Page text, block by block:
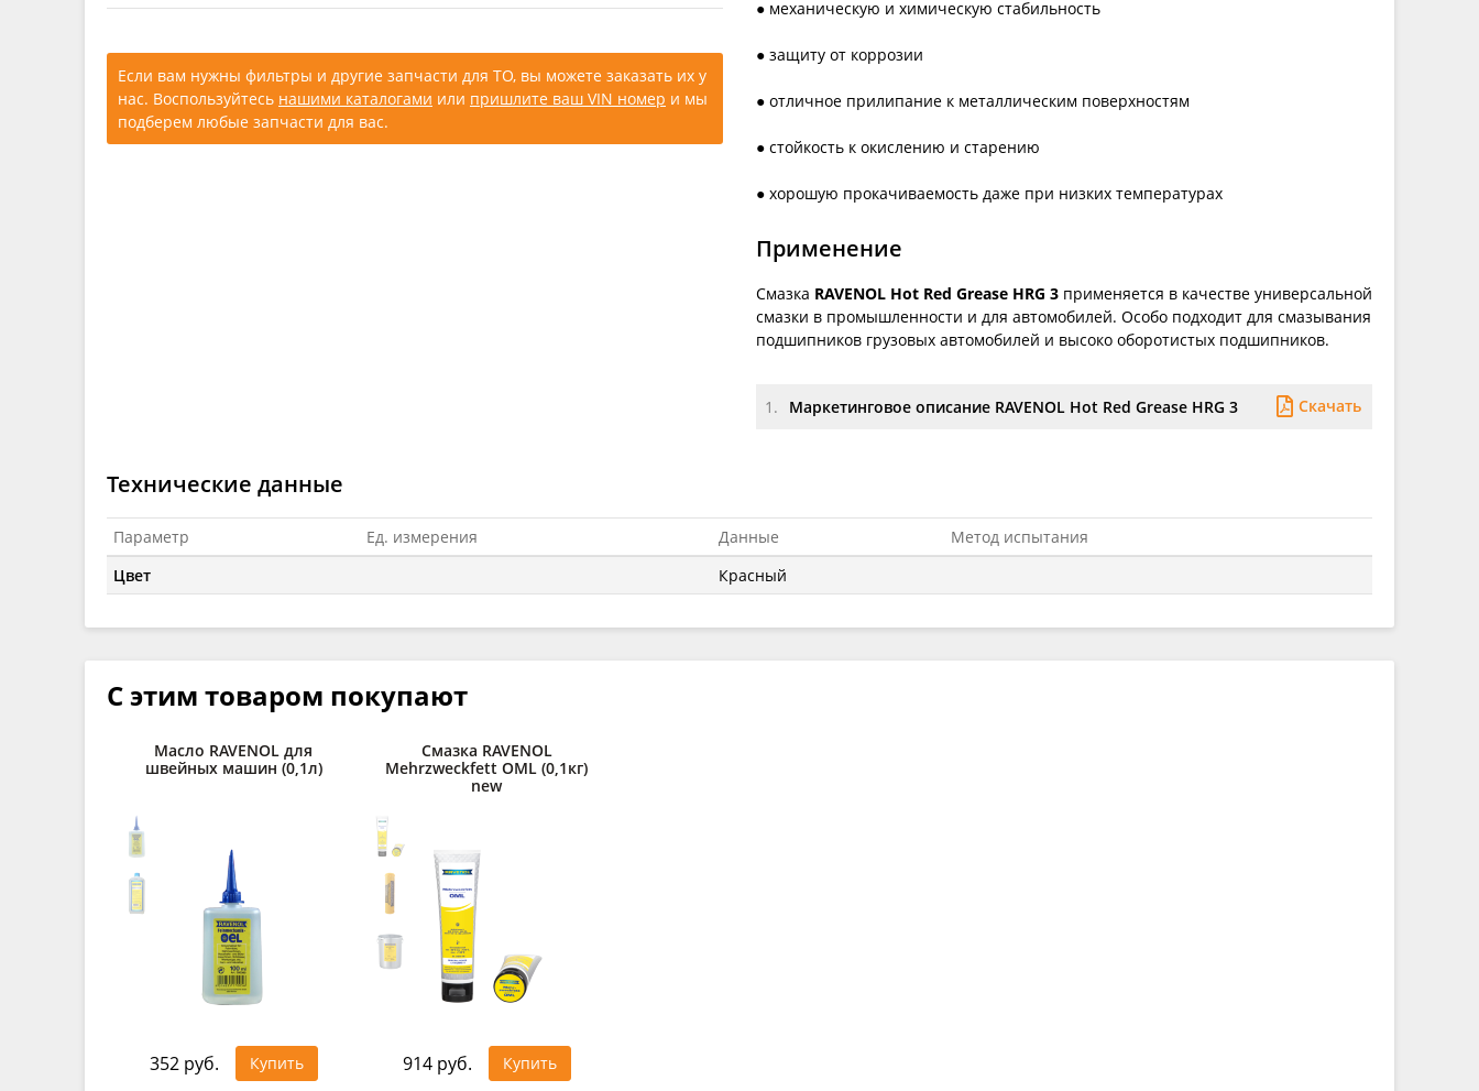
Если вам нужны фильтры и другие запчасти для ТО, вы можете заказать их у
нас. Воспользуйтесь нашими каталогами или пришлите ваш VIN номер и мы
подберем любые запчасти для вас.
● механическую и химическую стабильность
● защиту от коррозии
● отличное прилипание к металлическим поверхностям
● стойкость к окислению и старению
● хорошую прокачиваемость даже при низких температурах
Применение
Смазка RAVENOL Hot Red Grease HRG 3 применяется в качестве универсальной
смазки в промышленности и для автомобилей. Особо подходит для смазывания
подшипников грузовых автомобилей и высоко оборотистых подшипников.
1. Маркетинговое описание RAVENOL Hot Red Grease HRG 3 Скачать
Технические данные
Параметр Ед. измерения Данные
Метод испытания
Цвет
Красный
С этим товаром покупают
Масло RAVENOL для
швейных машин (0,1л)
352 руб.
Купить
Смазка RAVENOL
Mehrzweckfett OML (0,1кг)
new
914 руб.
Купить